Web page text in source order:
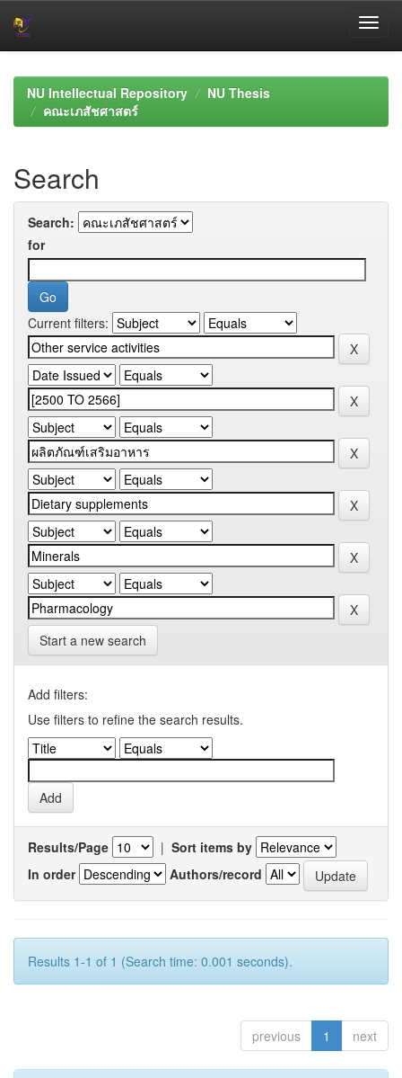
navigationNU Intellectual Repository
NU Thesis
คณะเภสัชศาสตร์
Search
Search:
for
Current filters:
Start a new search
Add filters:
Use filters to refine the search results.
Results/Page | Sort items by
In order
Authors/record
Results 1-1 of 1 (Search time: 0.001 seconds).
previous 1 next